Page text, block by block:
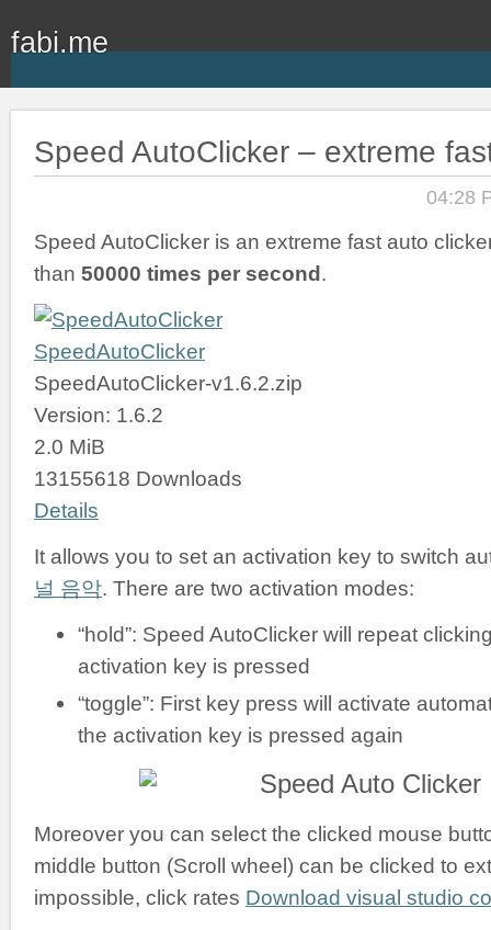
fabi.me
Speed AutoClicker – extreme
04:28
Speed AutoClicker is an extreme fast auto
than 50000 times per second.
SpeedAutoClicker
SpeedAutoClicker-v1.6.2.zip
Version: 1.6.2
2.0 MiB
13155618 Downloads
Details
It allows you to set an activation key to switch
널 음악. There are two activation modes:
“hold”: Speed AutoClicker will repeat
activation key is pressed
“toggle”: First key press will activate
the activation key is pressed again
Moreover you can select the clicked mouse
middle button (Scroll wheel) can be clicked to
impossible, click rates Download visual studio